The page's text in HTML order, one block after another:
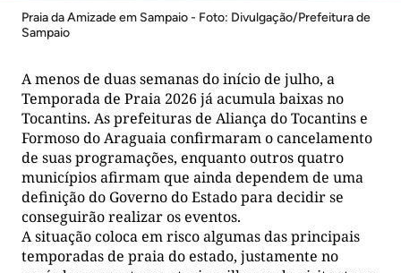
Praia da Amizade em Sampaio - Foto: Divulgação/Prefeitura de
Sampaio
A menos de duas semanas do início de julho, a
Temporada de Praia 2026 já acumula baixas no
Tocantins. As prefeituras de Aliança do Tocantins e
Formoso do Araguaia confirmaram o cancelamento
de suas programações, enquanto outros quatro
municípios afirmam que ainda dependem de uma
definição do Governo do Estado para decidir se
conseguirão realizar os eventos.
A situação coloca em risco algumas das principais
temporadas de praia do estado, justamente no